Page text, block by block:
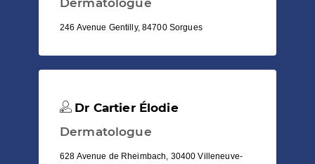
246 Avenue Gentilly, 84700 Sorgues
Dr Cartier Élodie
Dermatologue
628 Avenue de Rheimbach, 30400 Villeneuve-